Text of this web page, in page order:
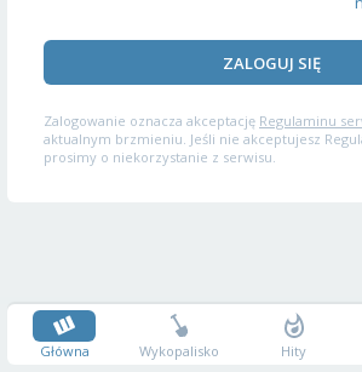
ZALOGUJ SIĘ
Zalogowanie oznacza akceptację Regulaminu
aktualnym brzmieniu. Jeśli nie akceptujesz
prosimy o niekorzystanie z serwisu.
Główna Wykopalisko Hity